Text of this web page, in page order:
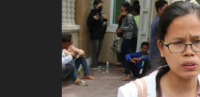
ខឹម វាសនា ថា«ស្រី
ចរិតថោក»​ស្លៀកពាក់
ប្រពៃណី​«ដេញប្រុស»
អឹមបាពេ ប្រកាសជាផ្លូវការ
ចាកចេញពីក្រុម ប៉ារីស